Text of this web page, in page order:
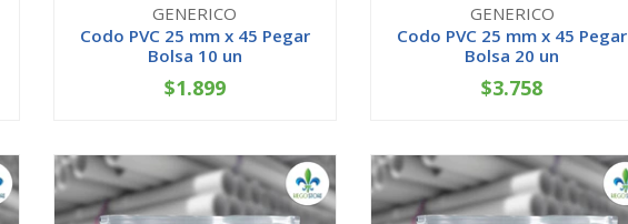
GENERICO
Codo PVC 25 mm x 45 Pegar
Bolsa 10 un
+
$1.899
GENERICO
Codo PVC 25 mm x 45 Pegar
Bolsa 20 un
+
$3.758